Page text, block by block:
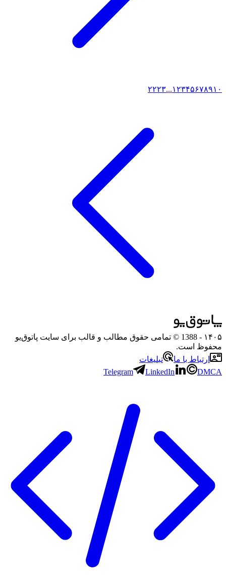
۱۲۳۴۵۶۷۸۹۱۰ ... ۲۲۲۳
۱۴۰۵
- 1388 © تمامی حقوق مطالب و قالب برای سایت پاتوق‌یو
محفوظ است.
ارتباط با ما
تبلیغات
Telegram
LinkedIn DMCA